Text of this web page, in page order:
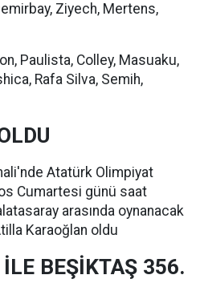
Ziyech, Mertens,
Paulista, Colley, Masuaku,
Rafa Silva, Semih,
Atatürk Olimpiyat
Cumartesi günü saat
arasında oynanacak
Karaoğlan oldu
İLE BEŞİKTAŞ 356.